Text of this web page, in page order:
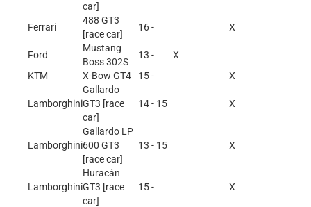
car]
Ferrari
488 GT3
[race car]
16 - X
Ford
Mustang
Boss 302S
13 -
X
KTM
X-Bow GT4 15 - X
Lamborghini
Gallardo
GT3 [race
car]
14 - 15 X
Lamborghini
Gallardo LP
600 GT3
[race car]
13 - 15 X
Lamborghini
Huracán
GT3 [race
car]
15 - X